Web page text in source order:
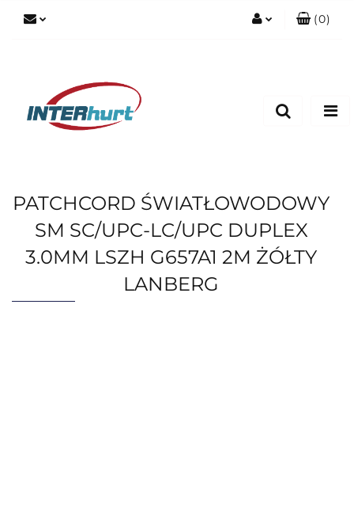
(0)
PATCHCORD ŚWIATŁOWODOWY
SM SC/UPC-LC/UPC DUPLEX
3.0MM LSZH G657A1 2M ŻÓŁTY
LANBERG